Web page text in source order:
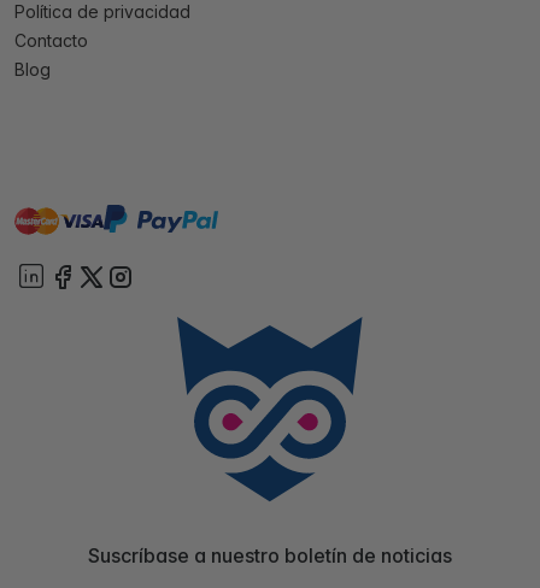
Política de privacidad
Contacto
Blog
mastervisa paypal
Suscríbase a nuestro boletín de noticias